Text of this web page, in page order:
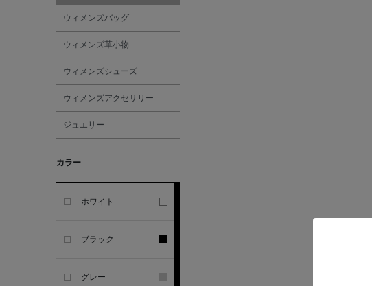
ALBERT THURSTON
ALESSANDRO
ウィメンズバッグ
ウィメンズ革小物
ウィメンズシューズ
ウィメンズアクセサリー
ジュエリー
カラー
ホワイト
ブラック
グレー